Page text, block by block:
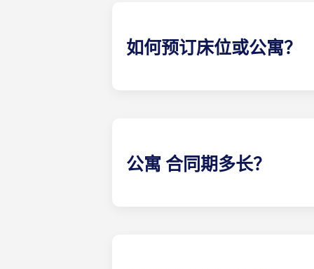
如何预订床位或公寓？
公寓 合同期多长？